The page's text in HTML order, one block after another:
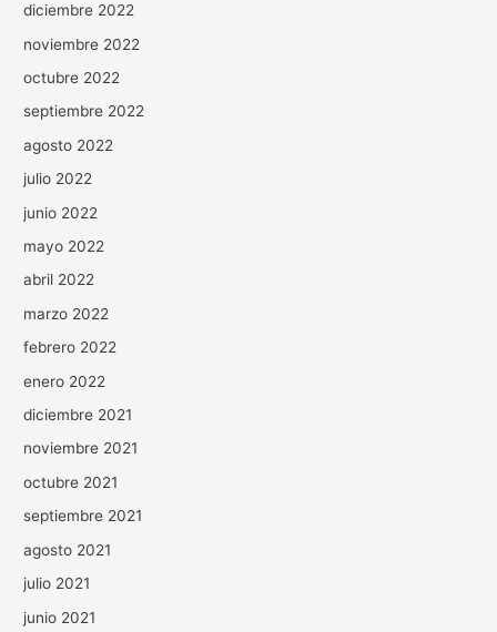
diciembre 2022
noviembre 2022
octubre 2022
septiembre 2022
agosto 2022
julio 2022
junio 2022
mayo 2022
abril 2022
marzo 2022
febrero 2022
enero 2022
diciembre 2021
noviembre 2021
octubre 2021
septiembre 2021
agosto 2021
julio 2021
junio 2021